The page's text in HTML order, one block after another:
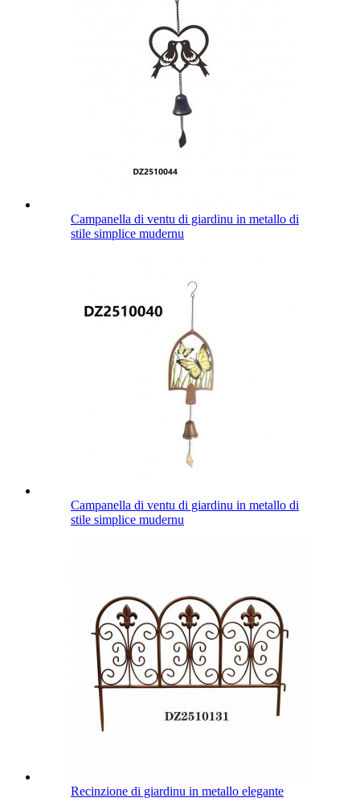
Campanella di ventu di giardinu in metallo di
stile simplice mudernu
Campanella di ventu di giardinu in metallo di
stile simplice mudernu
Recinzione di giardinu in metallo elegante